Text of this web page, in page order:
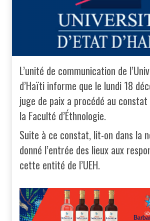
L’unité de communication de
d’Haïti informe que le lundi 18
juge de paix a procédé au
la Faculté d’Éthnologie.
Suite à ce constat, lit-on dans la
donné l’entrée des lieux aux
cette entité de l’UEH.